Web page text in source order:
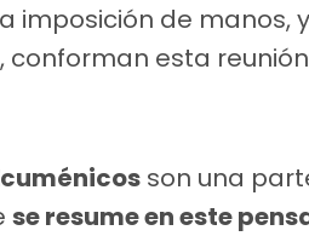
imposición de manos,
conforman esta
son una
se resume en este